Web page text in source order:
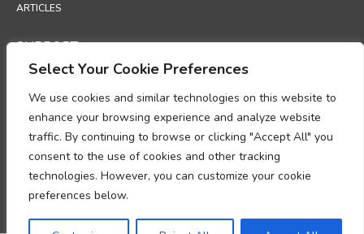
Select Your Cookie Preferences
We use cookies and similar technologies on this website to
enhance your browsing experience and analyze website
traffic. By continuing to browse or clicking "Accept All" you
consent to the use of cookies and other tracking
technologies. However, you can customize your cookie
preferences below.
ARTICLES
SUPPORT
TECHNICAL PORTAL
POLICIES
ADATVÉDELMI SZABÁLYZAT
SÜTIKRE VONATKOZÓ SZABÁLYZAT
MEMORANDUM A SZEMÉLYES ADATOK KEZELÉSÉNEK VALÓ
MEGFELELÉSRŐL
ADATKEZELÉSI KIEGÉSZÍTÉS